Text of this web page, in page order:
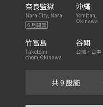
奈良監獄
Nara City, Nara
6 月開業
沖繩
Yomitan,
Okinawa
竹富島
Taketomi-
chom,Okinawa
谷關
台灣・台中
共 9 設施